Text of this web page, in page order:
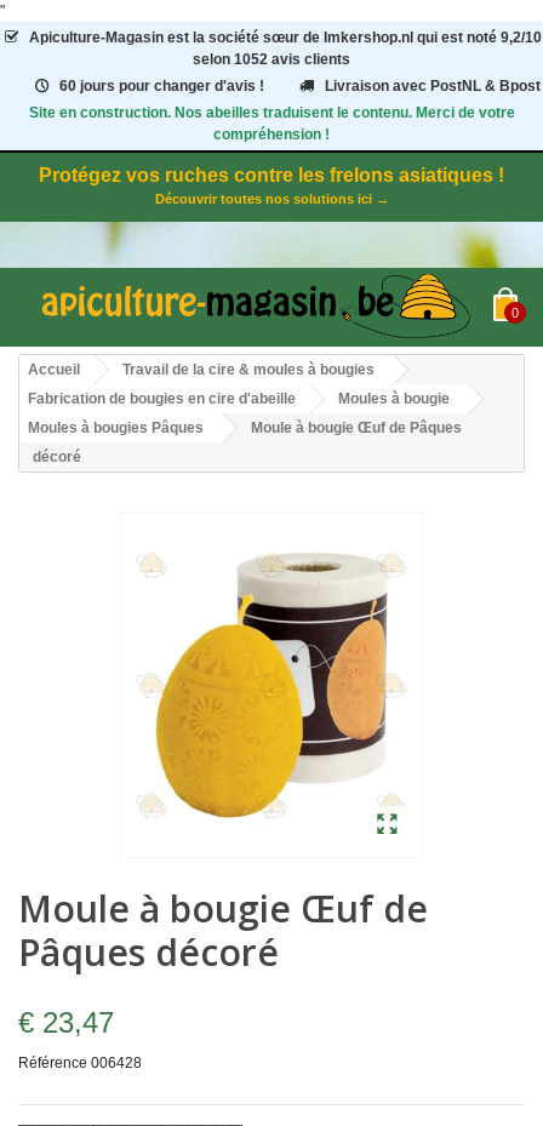
"
Apiculture-Magasinest la société sœur de Imkershop.nl qui est noté 9,2/10
selon 1052 avis clients
60 jours pour changer d'avis !
Livraison avec PostNL & Bpost
Site en construction. Nos abeilles traduisent le contenu. Merci de votre
compréhension !
Protégez vos ruches contre les frelons asiatiques !
Découvrir toutes nos solutions ici →
0
Accueil
Travail de la cire & moules à bougies
Fabrication de bougies en cire d'abeille
Moules à bougie
Moules à bougies Pâques
Moule à bougie Œuf de Pâques
décoré
Moule à bougie Œuf de
Pâques décoré
€ 23,47
Référence 006428